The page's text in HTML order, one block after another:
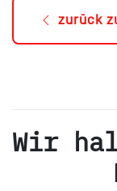
zurück
Wir